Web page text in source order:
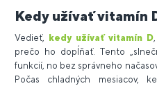
Kedy užívať vitamín
Vedieť, kedy užívať vitamín D
prečo ho dopĺňať. Tento
funkcií, no bez správneho
Počas chladných mesiacov,